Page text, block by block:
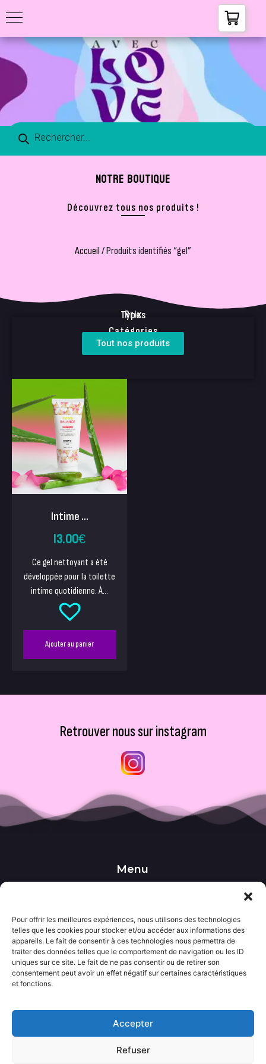
Pour offrir les meilleures expériences, nous utilisons des technologies
telles que les cookies pour stocker et/ou accéder aux informations des
appareils. Le fait de consentir à ces technologies nous permettra de
traiter des données telles que le comportement de navigation ou les ID
uniques sur ce site. Le fait de ne pas consentir ou de retirer son
consentement peut avoir un effet négatif sur certaines caractéristiques
et fonctions.
Accepter
Refuser
NOTRE BOUTIQUE
Découvrez tous nos produits !
Accueil/ Produits identifiés “gel”
Catégories
Prix
Types
Tout nos produits
Intime ...
13.00€
Ce gel nettoyant a été
développée pour la toilette
intime quotidienne. À...
Ajouter au panier
Retrouver nous sur instagram
Menu
••• Accueil
••• Wishlist
••• Actualités
Informations
Contact
••• Nous contacter